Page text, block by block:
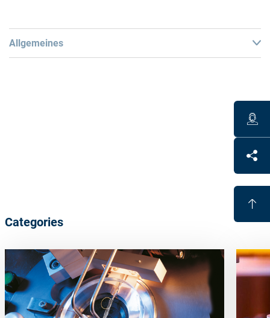
Allgemeines
Radius 2 mm MCD* tip for all organic lens materials
Benefits
Short set-up time after tool change due to accurate
length, height and radius of the tool
Easy exchange of turning tips
Categories